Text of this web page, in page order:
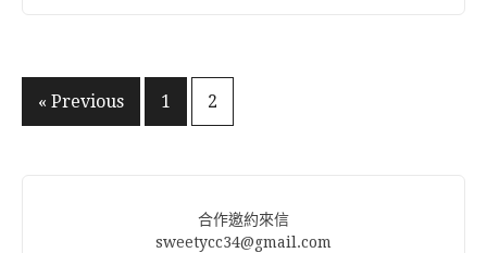
文
« Previous 1 2
合作邀約來信
sweetycc34@gmail.com